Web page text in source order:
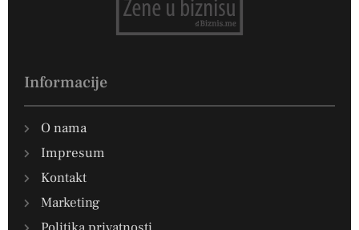
Informacije
O nama
Impresum
Kontakt
Marketing